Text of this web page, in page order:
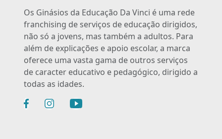
Os Ginásios da Educação Da Vinci é uma rede
franchising de serviços de educação dirigidos,
não só a jovens, mas também a adultos. Para
além de explicações e apoio escolar, a marca
oferece uma vasta gama de outros serviços
de caracter educativo e pedagógico, dirigido a
todas as idades.